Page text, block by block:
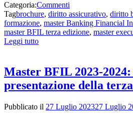
Categoria:Commenti
Tagbrochure, diritto assicurativo, diritto
formazione, master Banking Financial
master BFIL terza edizione, master
Leggi tutto
Master BFIL 2023-
presentazione della
Pubblicato il 27 Luglio 202327 Luglio